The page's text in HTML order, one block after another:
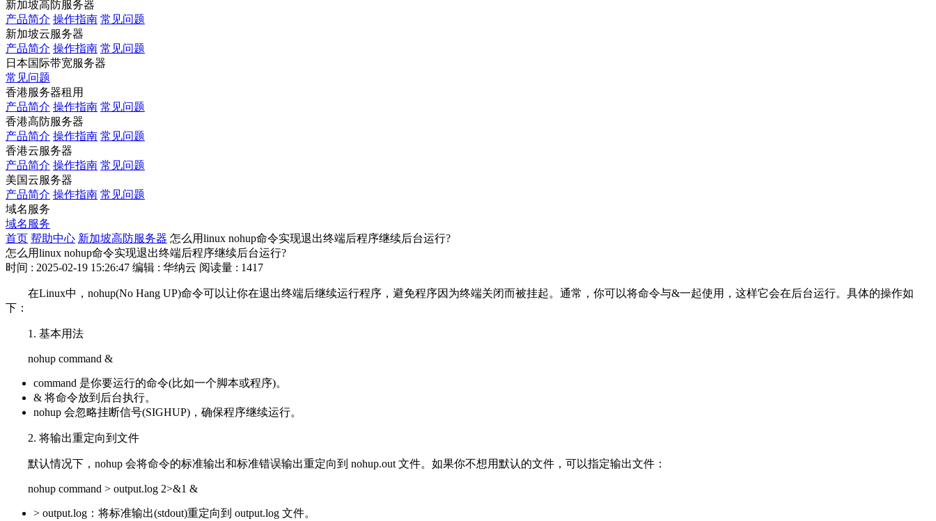
新加坡高防服务器
产品简介 操作指南 常见问题
新加坡云服务器
产品简介 操作指南 常见问题
日本国际带宽服务器
常见问题
香港服务器租用
产品简介 操作指南 常见问题
香港高防服务器
产品简介 操作指南 常见问题
香港云服务器
产品简介 操作指南 常见问题
美国云服务器
产品简介 操作指南 常见问题
域名服务
域名服务
首页 帮助中心 新加坡高防服务器 怎么用linux nohup命令实现退出终端后程序继续后台运行?
怎么用linux nohup命令实现退出终端后程序继续后台运行?
时间 : 2025-02-19 15:26:47 编辑 : 华纳云 阅读量 : 1417
在Linux中，nohup(No Hang UP)命令可以让你在退出终端后继续运行程序，避免程序因为终端关闭而被挂起。通常，你可以将命令与&一起使用，这样它会在后台运行。具体的操作如
下：
1. 基本用法
nohup command &
command 是你要运行的命令(比如一个脚本或程序)。
& 将命令放到后台执行。
nohup 会忽略挂断信号(SIGHUP)，确保程序继续运行。
2. 将输出重定向到文件
默认情况下，nohup 会将命令的标准输出和标准错误输出重定向到 nohup.out 文件。如果你不想用默认的文件，可以指定输出文件：
nohup command > output.log 2>&1 &
> output.log：将标准输出(stdout)重定向到 output.log 文件。